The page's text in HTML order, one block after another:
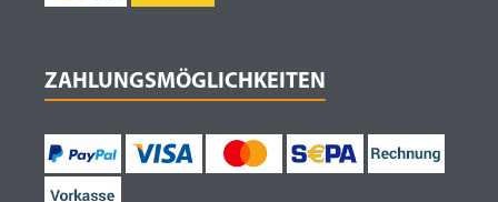
ZAHLUNGSMÖGLICHKEITEN